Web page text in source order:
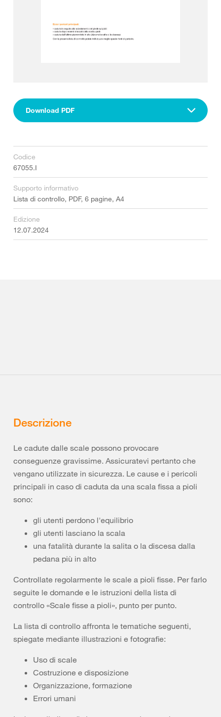
Download PDF
Codice
67055.I
Supporto informativo
Lista di controllo, PDF, 6 pagine, A4
Edizione
12.07.2024
Descrizione
Le cadute dalle scale possono provocare
conseguenze gravissime. Assicuratevi pertanto che
vengano utilizzate in sicurezza. Le cause e i pericoli
principali in caso di caduta da una scala fissa a pioli
sono:
gli utenti perdono l'equilibrio
gli utenti lasciano la scala
una fatalità durante la salita o la discesa dalla
pedana più in alto
Controllate regolarmente le scale a pioli fisse. Per farlo
seguite le domande e le istruzioni della lista di
controllo «Scale fisse a pioli», punto per punto.
La lista di controllo affronta le tematiche seguenti,
spiegate mediante illustrazioni e fotografie:
Uso di scale
Costruzione e disposizione
Organizzazione, formazione
Errori umani